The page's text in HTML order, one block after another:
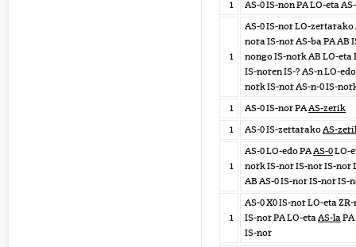
1
AS-0 IS-non PA LO-eta
1
AS-0 IS-nor LO-zertarako
nora IS-nor AS-ba PA AB
nongo IS-nork AB LO-eta
IS-noren IS-? AS-n LO-
nork IS-nor AS-n-0 IS-
1
AS-0 IS-nor PAAS-zerik
1
AS-0 IS-zertarakoAS-
1
AS-0 LO-edo PAAS-0LO-
nork IS-nor IS-nor IS-nor
AB AS-0 IS-nor IS-nor IS-
1
AS-0 X0 IS-nor LO-eta
IS-nor PA LO-etaAS-la
IS-nor